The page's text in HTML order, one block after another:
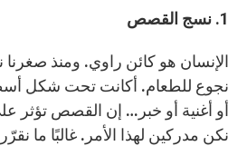
1. نسج القصص
الإنسان هو كائن راوي. ومنذ
نجوع للطعام. أكانت تحت شكل
أو أغنية أو خبر… إن القصص تؤثر
نكن مدركين لهذا الأمر. غالبًا ما